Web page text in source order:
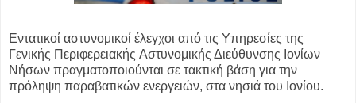
Εντατικοί αστυνομικοί έλεγχοι από τις Υπηρεσίες της
Γενικής Περιφερειακής Αστυνομικής Διεύθυνσης Ιονίων
Νήσων πραγματοποιούνται σε τακτική βάση για την
πρόληψη παραβατικών ενεργειών, στα νησιά του Ιονίου.